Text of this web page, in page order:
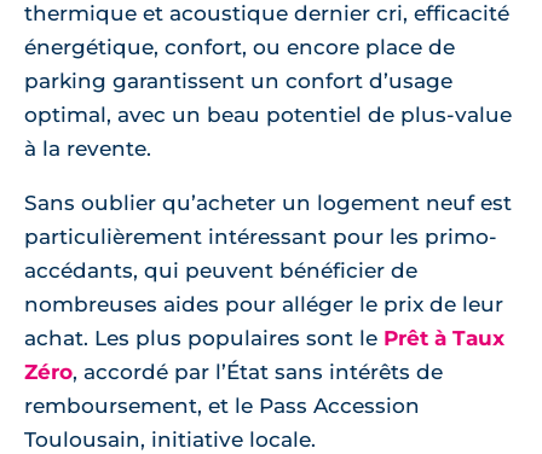
thermique et acoustique dernier cri, efficacité
énergétique, confort, ou encore place de
parking garantissent un confort d’usage
optimal, avec un beau potentiel de plus-value
à la revente.
Sans oublier qu’acheter un logement neuf est
particulièrement intéressant pour les primo-
accédants, qui peuvent bénéficier de
nombreuses aides pour alléger le prix de leur
achat. Les plus populaires sont le Prêt à Taux
Zéro, accordé par l’État sans intérêts de
remboursement, et le Pass Accession
Toulousain, initiative locale.